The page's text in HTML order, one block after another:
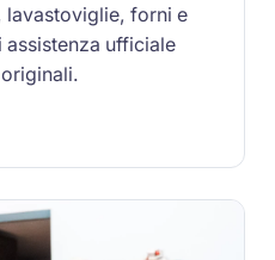
forni e
ufficiale